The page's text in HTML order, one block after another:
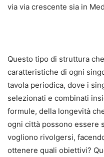
via via crescente sia in
Questo tipo di struttura
caratteristiche di ogni
tavola periodica, dove i
selezionati e combinati
formule, della longevità
ogni città possono essere
vogliono rivolgersi,
ottenere quali obiettivi?